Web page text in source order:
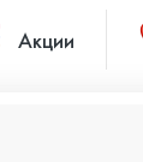
Акции